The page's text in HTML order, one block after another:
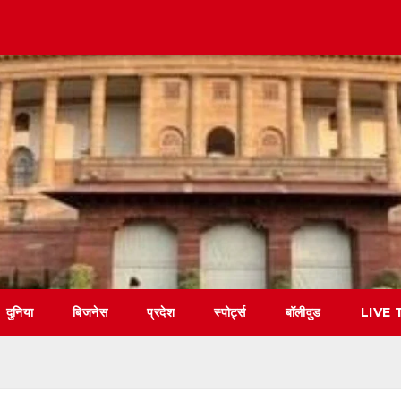
दुनिया बिजनेस प्रदेश स्पोर्ट्स बॉलीवुड LIVE